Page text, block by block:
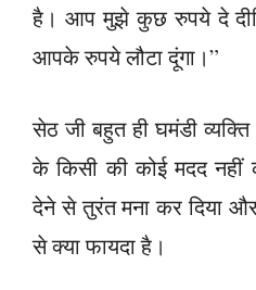
है। आप मुझे कुछ रुपये दे
आपके रुपये लौटा दूंगा।”
सेठ जी बहुत ही घमंडी
के किसी की कोई मदद
देने से तुरंत मना कर दिया
से क्या फायदा है।